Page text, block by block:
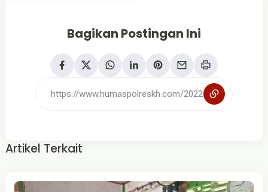
Bagikan Postingan Ini
Artikel Terkait